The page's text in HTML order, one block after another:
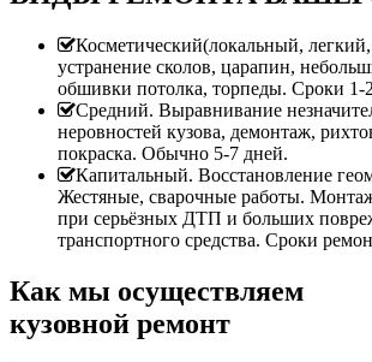
Косметический(локальный,
устранение сколов, царапин,
обшивки потолка, торпеды. Сроки 1-
Средний. Выравнивание
неровностей кузова, демонтаж,
покраска. Обычно 5-7 дней.
Капитальный. Восстановление
Жестяные, сварочные работы.
при серьёзных ДТП и больших
транспортного средства. Сроки
Как мы осуществляем
кузовной ремонт